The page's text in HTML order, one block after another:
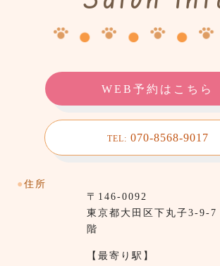
WEB予約はこちら
TEL: 070-8568-9017
● 住所
〒146-0092
東京都⼤田区下丸子3-9-7
階
【最寄り駅】